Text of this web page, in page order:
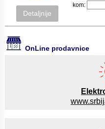
Detaljnije
kom:
OnLine prodavnice